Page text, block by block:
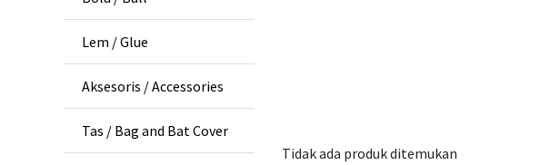
Lem / Glue
Aksesoris / Accessories
Tas / Bag and Bat Cover
Tidak ada produk ditemukan